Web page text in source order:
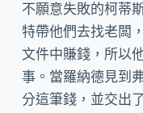
不願意失敗的柯蒂
特帶他們去找老闆
文件中賺錢，所以
事。當羅納德見到
分這筆錢，並交出